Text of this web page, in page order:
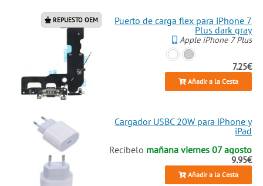
REPUESTO OEM
Puerto de carga flex para iPhone 7
Plus dark gray
Apple iPhone 7 Plus
7.25€
Añadir a la Cesta
Cargador USBC 20W para iPhone y
iPad
Recíbelo mañana viernes 07 agosto
9.95€
Añadir a la Cesta